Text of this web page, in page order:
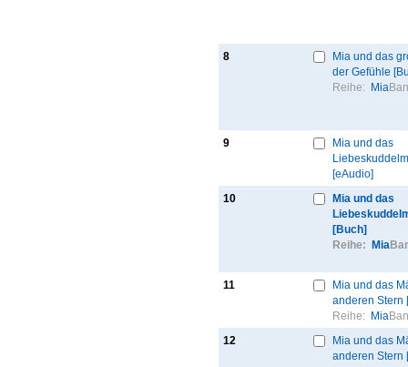
8
Mia und das
der Gefühle
Reihe:
Mia
9
Mia und das
[eAudio]
10
Mia und das
[Buch]
Reihe:
Mia
11
Mia und das
anderen Stern
Reihe:
Mia
12
Mia und das
anderen Stern